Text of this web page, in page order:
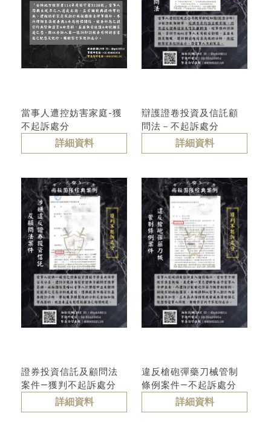
當事人遭控妨害家庭-獲
不起訴處分
詳細資料
辯護證卷投資及信託顧
問法－不起訴處分
詳細資料
證券投資信託及顧問法
案件—獲判不起訴處分
詳細資料
違反槍砲彈藥刀械管制
條例案件—不起訴處分
詳細資料